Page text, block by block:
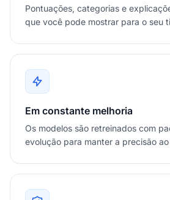
Pontuações, categorias e
que você pode mostrar para o seu
Em constante melhoria
Os modelos são retreinados com
evolução para manter a precisão